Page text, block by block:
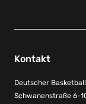
Kontakt
Deutscher
Schwanenstraße 6-